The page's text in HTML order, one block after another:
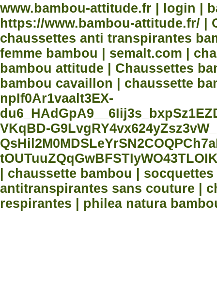
www.bambou-attitude.fr | login |
https://www.bambou-attitude.fr/ |
chaussettes anti transpirantes
femme bambou | semalt.com |
bambou attitude | Chaussettes
bambou cavaillon | chaussette
npIf0Ar1vaalt3EX-
VKqBD-
| chaussette bambou |
antitranspirantes sans couture |
respirantes | philea natura